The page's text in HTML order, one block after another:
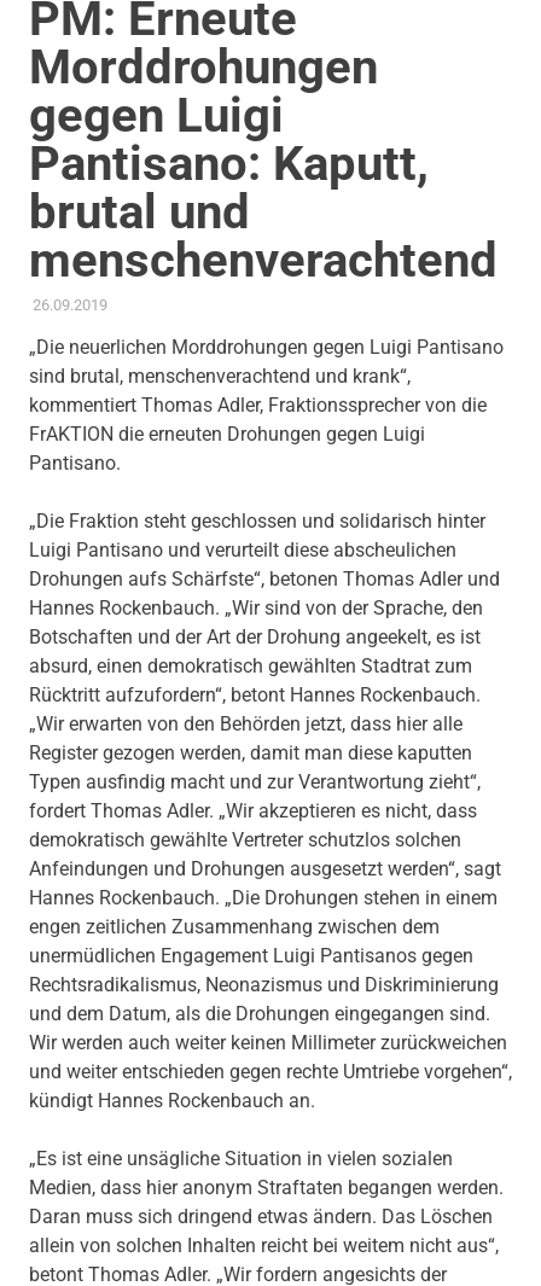
PM: Erneute
Morddrohungen
gegen Luigi
Pantisano: Kaputt,
brutal und
menschenverachtend
26.09.2019ADMIN
AKTUELLES
„Die neuerlichen Morddrohungen gegen Luigi Pantisano
sind brutal, menschenverachtend und krank“,
kommentiert Thomas Adler, Fraktionssprecher von die
FrAKTION die erneuten Drohungen gegen Luigi
Pantisano.
„Die Fraktion steht geschlossen und solidarisch hinter
Luigi Pantisano und verurteilt diese abscheulichen
Drohungen aufs Schärfste“, betonen Thomas Adler und
Hannes Rockenbauch. „Wir sind von der Sprache, den
Botschaften und der Art der Drohung angeekelt, es ist
absurd, einen demokratisch gewählten Stadtrat zum
Rücktritt aufzufordern“, betont Hannes Rockenbauch.
„Wir erwarten von den Behörden jetzt, dass hier alle
Register gezogen werden, damit man diese kaputten
Typen ausfindig macht und zur Verantwortung zieht“,
fordert Thomas Adler. „Wir akzeptieren es nicht, dass
demokratisch gewählte Vertreter schutzlos solchen
Anfeindungen und Drohungen ausgesetzt werden“, sagt
Hannes Rockenbauch. „Die Drohungen stehen in einem
engen zeitlichen Zusammenhang zwischen dem
unermüdlichen Engagement Luigi Pantisanos gegen
Rechtsradikalismus, Neonazismus und Diskriminierung
und dem Datum, als die Drohungen eingegangen sind.
Wir werden auch weiter keinen Millimeter zurückweichen
und weiter entschieden gegen rechte Umtriebe vorgehen“,
kündigt Hannes Rockenbauch an.
„Es ist eine unsägliche Situation in vielen sozialen
Medien, dass hier anonym Straftaten begangen werden.
Daran muss sich dringend etwas ändern. Das Löschen
allein von solchen Inhalten reicht bei weitem nicht aus“,
betont Thomas Adler. „Wir fordern angesichts der